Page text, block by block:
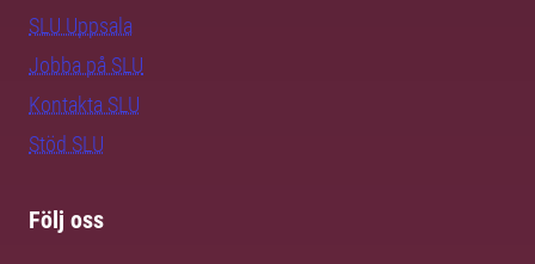
SLU Uppsala
Jobba på SLU
Kontakta SLU
Stöd SLU
Följ oss